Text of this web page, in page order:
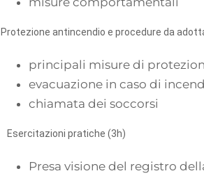
Protezione antincendio e procedure da
principali misure di
evacuazione in caso di
chiamata dei soccorsi
Esercitazioni pratiche (3h)
Presa visione del registro